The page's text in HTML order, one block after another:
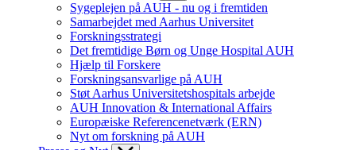
Sygeplejen på AUH - nu og i fremtiden
Samarbejdet med Aarhus Universitet
Forskningsstrategi
Det fremtidige Børn og Unge Hospital AUH
Hjælp til Forskere
Forskningsansvarlige på AUH
Støt Aarhus Universitetshospitals arbejde
AUH Innovation & International Affairs
Europæiske Referencenetværk (ERN)
Nyt om forskning på AUH